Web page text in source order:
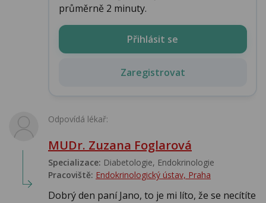
průměrně 2 minuty.
Přihlásit se
Zaregistrovat
Odpovídá lékař:
MUDr. Zuzana Foglarová
Specializace: Diabetologie, Endokrinologie‎
Pracoviště: Endokrinologický ústav, Praha
Dobrý den paní Jano, to je mi líto, že se necítíte